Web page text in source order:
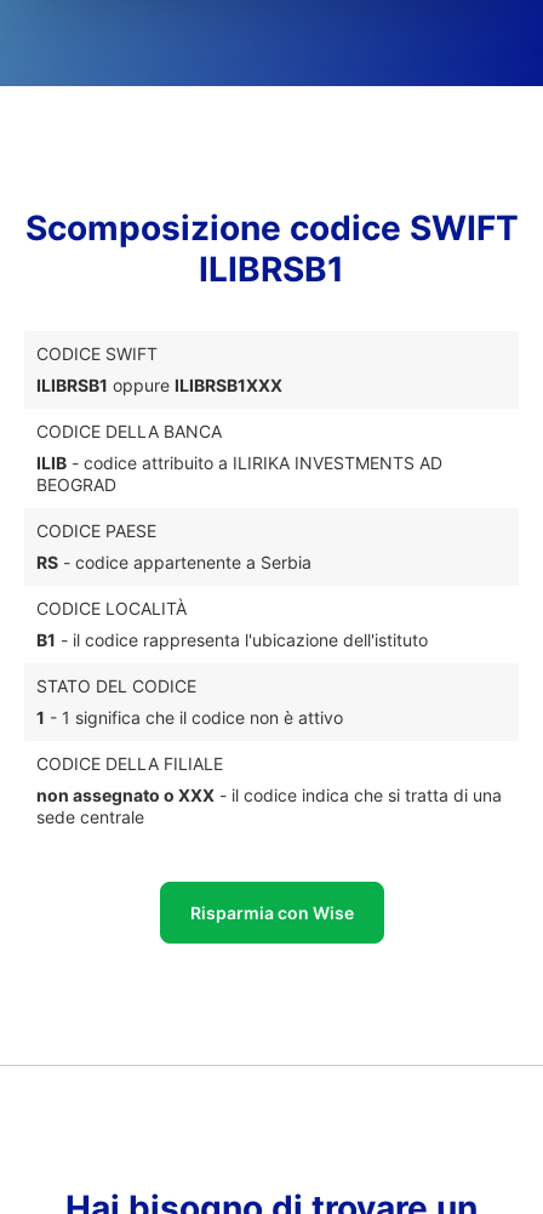
Scomposizione codice SWIFT
ILIBRSB1
CODICE SWIFT
ILIBRSB1 oppure ILIBRSB1XXX
CODICE DELLA BANCA
ILIB - codice attribuito a ILIRIKA INVESTMENTS AD
BEOGRAD
CODICE PAESE
RS - codice appartenente a Serbia
CODICE LOCALITÀ
B1 - il codice rappresenta l'ubicazione dell'istituto
STATO DEL CODICE
1 - 1 significa che il codice non è attivo
CODICE DELLA FILIALE
non assegnato o XXX - il codice indica che si tratta di una
sede centrale
Risparmia con Wise